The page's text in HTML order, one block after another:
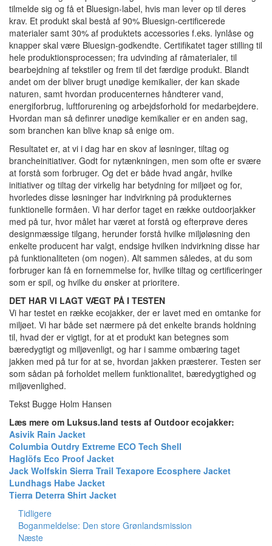
tilmelde sig og få et Bluesign-label, hvis man lever op til deres
krav. Et produkt skal bestå af 90% Bluesign-certificerede
materialer samt 30% af produktets accessories f.eks. lynlåse og
knapper skal være Bluesign-godkendte. Certifikatet tager stilling til
hele produktionsprocessen; fra udvinding af råmaterialer, til
bearbejdning af tekstiler og frem til det færdige produkt. Blandt
andet om der bliver brugt unødige kemikalier, der kan skade
naturen, samt hvordan producenternes håndterer vand,
energiforbrug, luftforurening og arbejdsforhold for medarbejdere.
Hvordan man så definrer unødige kemikalier er en anden sag,
som branchen kan blive knap så enige om.
Resultatet er, at vi i dag har en skov af løsninger, tiltag og
brancheinitiativer. Godt for nytænkningen, men som ofte er svære
at forstå som forbruger. Og det er både hvad angår, hvilke
initiativer og tiltag der virkelig har betydning for miljøet og for,
hvorledes disse løsninger har indvirkning på produkternes
funktionelle formåen. Vi har derfor taget en række outdoorjakker
med på tur, hvor målet har været at forstå og efterprøve deres
designmæssige tilgang, herunder forstå hvilke miljøløsning den
enkelte producent har valgt, endsige hvilken indvirkning disse har
på funktionaliteten (om nogen). Alt sammen således, at du som
forbruger kan få en fornemmelse for, hvilke tiltag og certificeringer
som er spil, og hvilke du ønsker at prioritere.
DET HAR VI LAGT VÆGT PÅ I TESTEN
Vi har testet en række ecojakker, der er lavet med en omtanke for
miljøet. Vi har både set nærmere på det enkelte brands holdning
til, hvad der er vigtigt, for at et produkt kan betegnes som
bæredygtigt og miljøvenligt, og har i samme ombæring taget
jakken med på tur for at se, hvordan jakken præsterer. Testen ser
som sådan på forholdet mellem funktionalitet, bæredygtighed og
miljøvenlighed.
Tekst Bugge Holm Hansen
Læs mere om Luksus.land tests af Outdoor ecojakker:
Asivik Rain Jacket
Columbia Outdry Extreme ECO Tech Shell
Haglöfs Eco Proof Jacket
Jack Wolfskin Sierra Trail Texapore Ecosphere Jacket
Lundhags Habe Jacket
Tierra Deterra Shirt Jacket
Tidligere
Boganmeldelse: Den store Grønlandsmission
Næste